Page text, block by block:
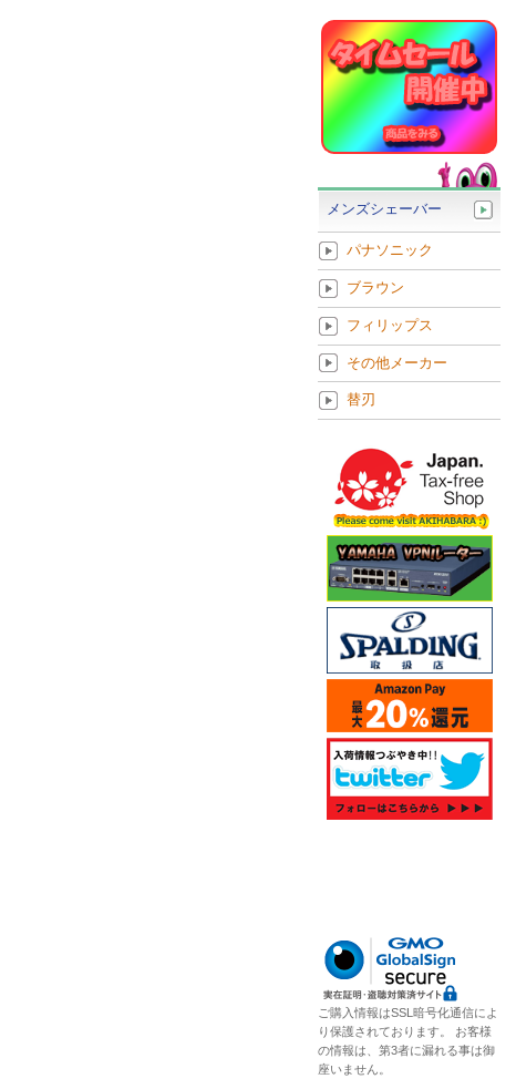
メンズシェーバー
パナソニック
ブラウン
フィリップス
その他メーカー
替刃
ご購入情報はSSL暗号化通信によ
り保護されております。 お客様
の情報は、第3者に漏れる事は御
座いません。